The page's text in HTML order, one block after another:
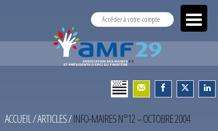
Accéder à votre compte
ACCUEIL/ARTICLES/INFO-MAIRES N°12 – OCTOBRE 2004